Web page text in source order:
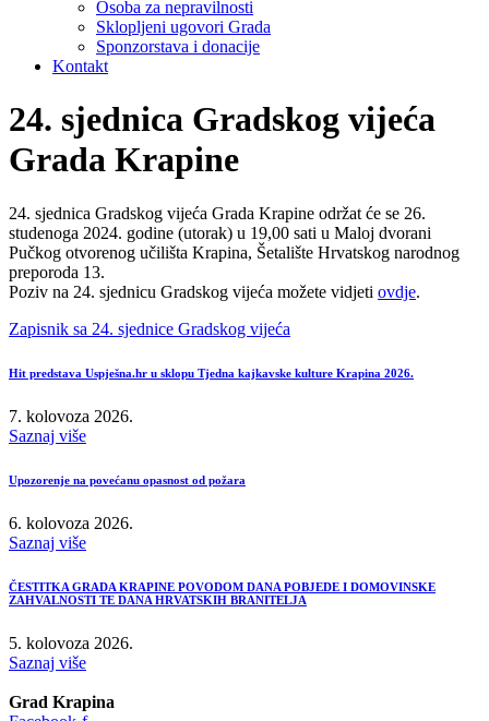
Osoba za nepravilnosti
Sklopljeni ugovori Grada
Sponzorstava i donacije
Kontakt
24. sjednica Gradskog vijeća
Grada Krapine
24. sjednica Gradskog vijeća Grada Krapine održat će se 26.
studenoga 2024. godine (utorak) u 19,00 sati u Maloj dvorani
Pučkog otvorenog učilišta Krapina, Šetalište Hrvatskog narodnog
preporoda 13.
Poziv na 24. sjednicu Gradskog vijeća možete vidjeti ovdje.
Zapisnik sa 24. sjednice Gradskog vijeća
Hit predstava Uspješna.hr u sklopu Tjedna kajkavske kulture Krapina 2026.
7. kolovoza 2026.
Saznaj više
Upozorenje na povećanu opasnost od požara
6. kolovoza 2026.
Saznaj više
ČESTITKA GRADA KRAPINE POVODOM DANA POBJEDE I DOMOVINSKE
ZAHVALNOSTI TE DANA HRVATSKIH BRANITELJA
5. kolovoza 2026.
Saznaj više
Grad Krapina